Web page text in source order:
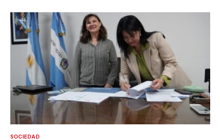
SOCIEDAD